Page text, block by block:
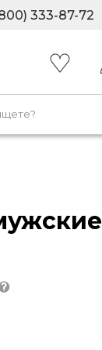
333-87-72